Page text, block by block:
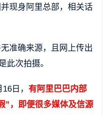
现身阿里总部，相关话
准确来源，且网上传出
此次拍摄。
16日，有阿里巴巴内部
”，即便很多媒体及信源